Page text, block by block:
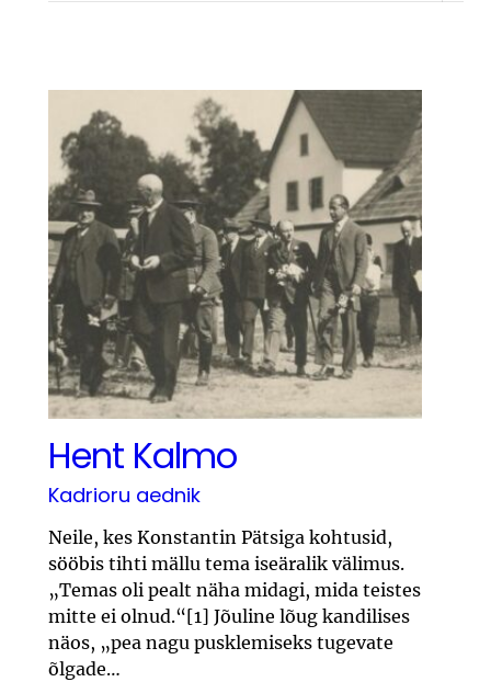
Hent Kalmo
Kadrioru aednik
Neile, kes Konstantin Pätsiga kohtusid,
sööbis tihti mällu tema iseäralik välimus.
„Temas oli pealt näha midagi, mida teistes
mitte ei olnud.“[1] Jõuline lõug kandilises
näos, „pea nagu pusklemiseks tugevate
õlgade…